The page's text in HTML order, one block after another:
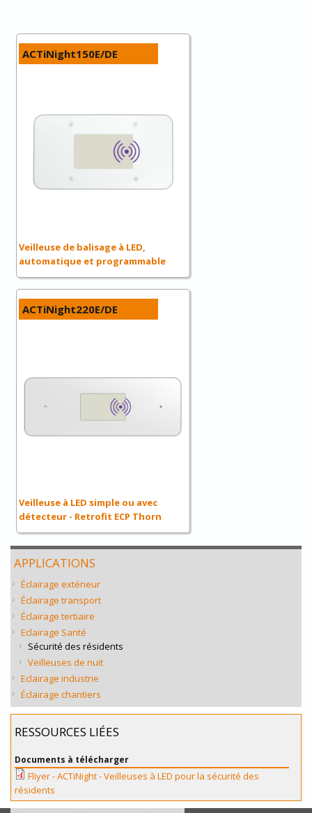
ACTiNight150E/DE
Veilleuse de balisage à LED,
automatique et programmable
ACTiNight220E/DE
Veilleuse à LED simple ou avec
détecteur - Retrofit ECP Thorn
APPLICATIONS
Éclairage extérieur
Éclairage transport
Éclairage tertiaire
Eclairage Santé
Sécurité des résidents
Veilleuses de nuit
Eclairage industrie
Éclairage chantiers
RESSOURCES LIÉES
Documents à télécharger
Fliyer - ACTiNight - Veilleuses à LED pour la sécurité des
résidents